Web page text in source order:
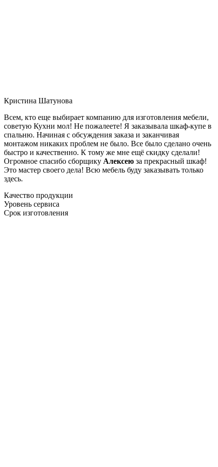
Кристина Шатунова
Всем, кто еще выбирает компанию для изготовления мебели,
советую Кухни мол! Не пожалеете! Я заказывала шкаф-купе в
спальню. Начиная с обсуждения заказа и заканчивая
монтажом никаких проблем не было. Все было сделано очень
быстро и качественно. К тому же мне ещё скидку сделали!
Огромное спасибо сборщику Алексею за прекрасный шкаф!
Это мастер своего дела! Всю мебель буду заказывать только
здесь.
Качество продукции
Уровень сервиса
Срок изготовления